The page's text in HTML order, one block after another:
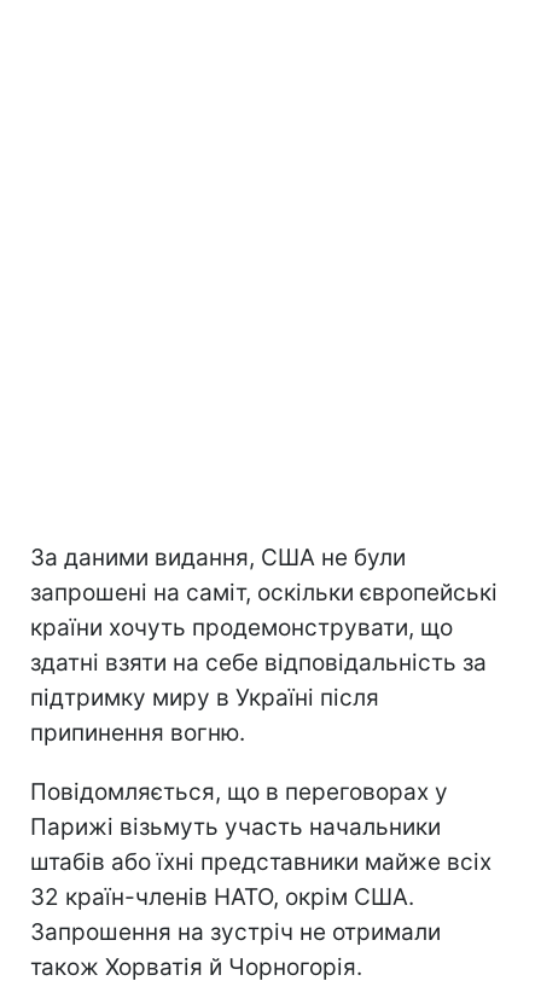
За даними видання, США не були
запрошені на саміт, оскільки європейські
країни хочуть продемонструвати, що
здатні взяти на себе відповідальність за
підтримку миру в Україні після
припинення вогню.
Повідомляється, що в переговорах у
Парижі візьмуть участь начальники
штабів або їхні представники майже всіх
32 країн-членів НАТО, окрім США.
Запрошення на зустріч не отримали
також Хорватія й Чорногорія.